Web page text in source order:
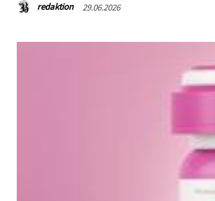
redaktion 29.06.2026